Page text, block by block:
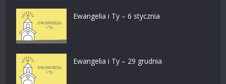
Ewangelia i Ty – 6 stycznia
Ewangelia i Ty – 29 grudnia